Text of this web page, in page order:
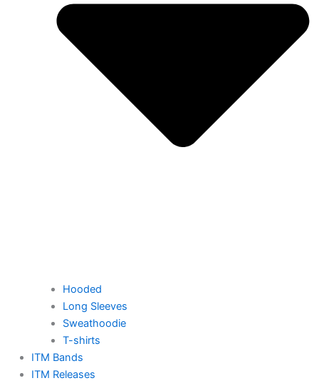
Hooded
Long Sleeves
Sweathoodie
T-shirts
ITM Bands
ITM Releases